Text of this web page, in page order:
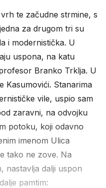
te začudne strmine, s
za drugom tri su
i modernistička. U
uspona, na katu
Branko Trklja. U
Kasumovići. Stanarima
vile, uspio sam
zaravni, na odvojku
potoku, koji odavno
imenom Ulica
tako ne zove. Na
nastavlja dalji uspon
pamtim: